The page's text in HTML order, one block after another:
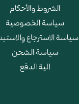
الشروط والأحكام
سياسة الخصوصية
سياسة الاسترجاع
سياسة الشحن
الية الدفع